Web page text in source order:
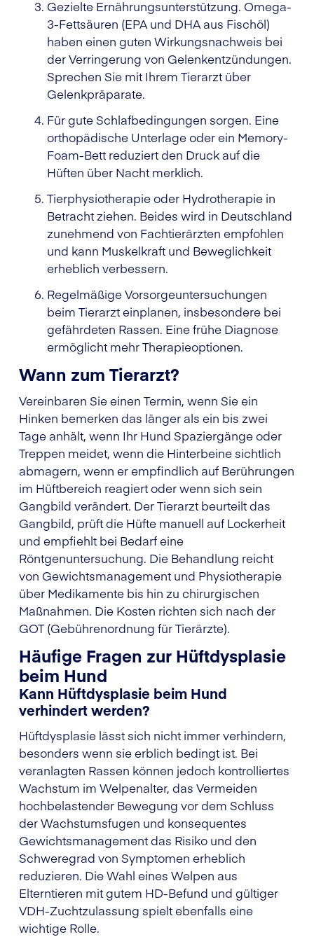
Gezielte Ernährungsunterstützung. Omega-
3-Fettsäuren (EPA und DHA aus Fischöl)
haben einen guten Wirkungsnachweis bei
der Verringerung von Gelenkentzündungen.
Sprechen Sie mit Ihrem Tierarzt über
Gelenkpräparate.
Für gute Schlafbedingungen sorgen. Eine
orthopädische Unterlage oder ein Memory-
Foam-Bett reduziert den Druck auf die
Hüften über Nacht merklich.
Tierphysiotherapie oder Hydrotherapie in
Betracht ziehen. Beides wird in Deutschland
zunehmend von Fachtierärzten empfohlen
und kann Muskelkraft und Beweglichkeit
erheblich verbessern.
Regelmäßige Vorsorgeuntersuchungen
beim Tierarzt einplanen, insbesondere bei
gefährdeten Rassen. Eine frühe Diagnose
ermöglicht mehr Therapieoptionen.
Wann zum Tierarzt?
Vereinbaren Sie einen Termin, wenn Sie ein
Hinken bemerken das länger als ein bis zwei
Tage anhält, wenn Ihr Hund Spaziergänge oder
Treppen meidet, wenn die Hinterbeine sichtlich
abmagern, wenn er empfindlich auf Berührungen
im Hüftbereich reagiert oder wenn sich sein
Gangbild verändert. Der Tierarzt beurteilt das
Gangbild, prüft die Hüfte manuell auf Lockerheit
und empfiehlt bei Bedarf eine
Röntgenuntersuchung. Die Behandlung reicht
von Gewichtsmanagement und Physiotherapie
über Medikamente bis hin zu chirurgischen
Maßnahmen. Die Kosten richten sich nach der
GOT (Gebührenordnung für Tierärzte).
Häufige Fragen zur Hüftdysplasie
beim Hund
Kann Hüftdysplasie beim Hund
verhindert werden?
Hüftdysplasie lässt sich nicht immer verhindern,
besonders wenn sie erblich bedingt ist. Bei
veranlagten Rassen können jedoch kontrolliertes
Wachstum im Welpenalter, das Vermeiden
hochbelastender Bewegung vor dem Schluss
der Wachstumsfugen und konsequentes
Gewichtsmanagement das Risiko und den
Schweregrad von Symptomen erheblich
reduzieren. Die Wahl eines Welpen aus
Elterntieren mit gutem HD-Befund und gültiger
VDH-Zuchtzulassung spielt ebenfalls eine
wichtige Rolle.